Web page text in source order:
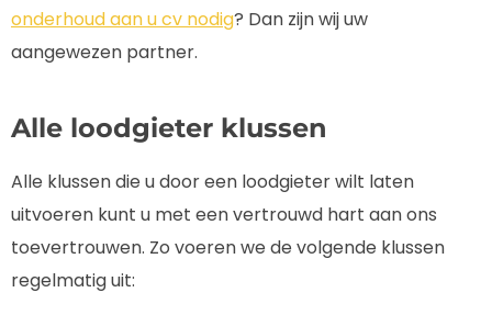
onderhoud aan u cv nodig? Dan zijn wij uw
aangewezen partner.
Alle loodgieter klussen
Alle klussen die u door een loodgieter wilt laten
uitvoeren kunt u met een vertrouwd hart aan ons
toevertrouwen. Zo voeren we de volgende klussen
regelmatig uit: